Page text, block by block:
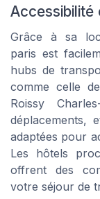
Accessibilité
Grâce à sa
paris est
hubs de
comme celle
Roissy
déplacements,
adaptées pour
Les hôtels
offrent des
votre séjour de